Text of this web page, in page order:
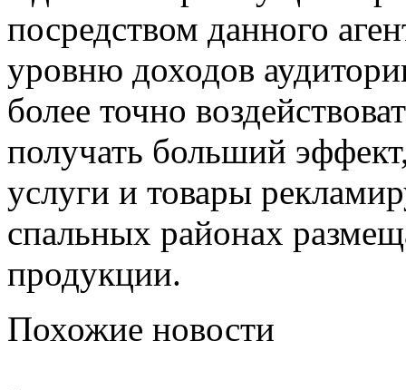
посредством данного
уровню доходов
более точно
получать больший
услуги и товары
спальных районах
продукции.
Похожие новости